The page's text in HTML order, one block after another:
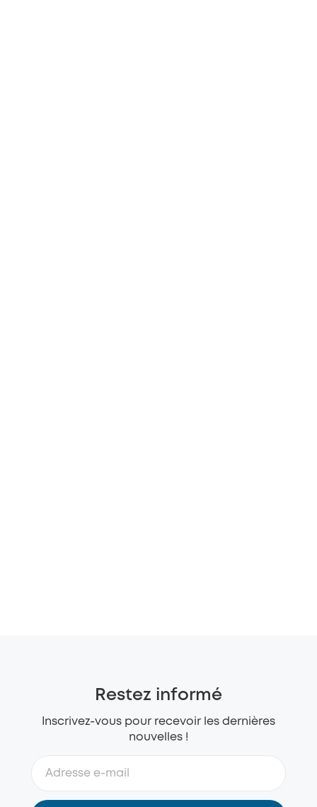
Restez informé
Inscrivez-vous pour recevoir les dernières
nouvelles !